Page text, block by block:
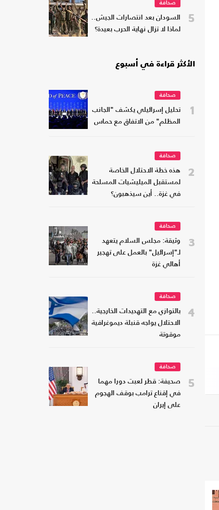
5
صحافة
السودان بعد انتصارات الجيش..
لماذا لا تزال نهاية الحرب بعيدة؟
الأكثر قراءة في أسبوع
1
صحافة
تحليل إسرائيلي يكشف "الجانب
المظلم" من الاتفاق مع حماس
2
صحافة
هذه خطة الاحتلال الخاصة
لمستقبل الميليشيات المسلحة
في غزة.. أين سيذهبون؟
3
صحافة
وثيقة: مجلس السلام يتعهد
لـ"إسرائيل" بالعمل على تهجير
أهالي غزة
4
صحافة
بالتوازي مع التهديدات الخارجية..
الاحتلال يواجه قنبلة ديموغرافية
موقوتة
5
صحافة
صحيفة: قطر لعبت دورا مهما
في إقناع ترامب بوقف الهجوم
على إيران